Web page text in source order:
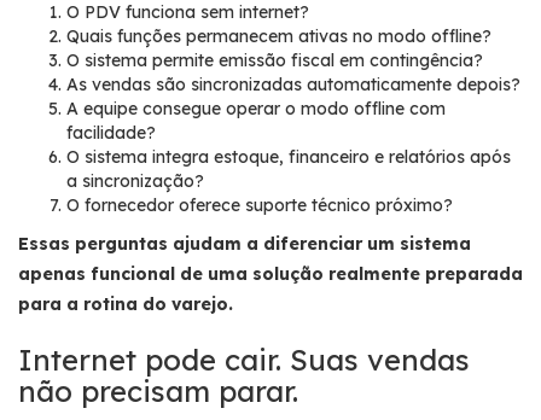
O PDV funciona sem internet?
Quais funções permanecem ativas no modo offline?
O sistema permite emissão fiscal em contingência?
As vendas são sincronizadas automaticamente depois?
A equipe consegue operar o modo offline com
facilidade?
O sistema integra estoque, financeiro e relatórios após
a sincronização?
O fornecedor oferece suporte técnico próximo?
Essas perguntas ajudam a diferenciar um sistema
apenas funcional de uma solução realmente preparada
para a rotina do varejo.
Internet pode cair. Suas vendas
não precisam parar.